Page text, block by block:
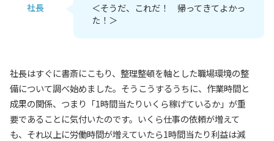
社長
＜そうだ、これだ！ 帰ってきてよかっ
た！＞
社長はすぐに書斎にこもり、整理整頓を軸とした職場環境の整
備について調べ始めました。そうこうするうちに、作業時間と
成果の関係、つまり「1時間当たりいくら稼げているか」が重
要であることに気付いたのです。いくら仕事の依頼が増えて
も、それ以上に労働時間が増えていたら1時間当たり利益は減